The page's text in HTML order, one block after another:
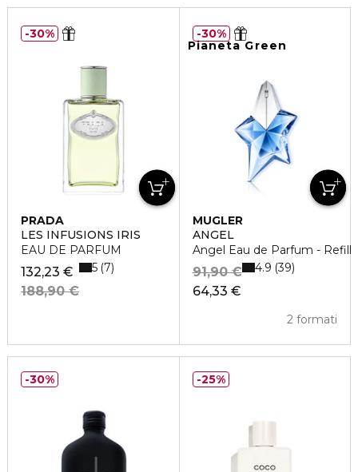
PRADA
LES INFUSIONS IRIS
EAU DE PARFUM
132,23 €
188,90 €
5 7
30%
Pianeta Green
MUGLER
ANGEL
Angel Eau de Parfum - Refill
64,33 €
91,90 €
2 formati
4.9 39
30%
30% 25%